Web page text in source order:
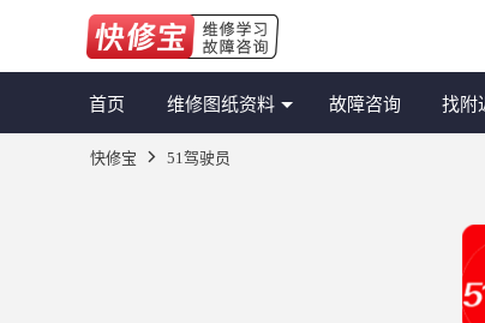
首页 维修图纸资料 故障咨询 找附
快修宝 51驾驶员